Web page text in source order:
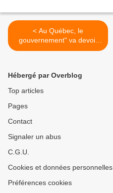
< Au Québec, le
gouvernement" va devoir
une fois de plus reculer"
Hébergé par Overblog
Top articles
Pages
Contact
Signaler un abus
C.G.U.
Cookies et données personnelles
Préférences cookies